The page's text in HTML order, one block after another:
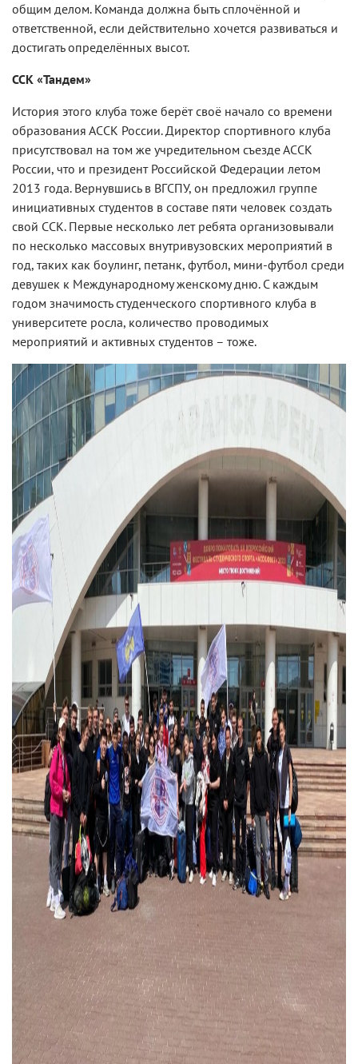
общим делом. Команда должна быть сплочённой и
ответственной, если действительно хочется развиваться и
достигать определённых высот.
ССК «Тандем»
История этого клуба тоже берёт своё начало со времени
образования АССК России. Директор спортивного клуба
присутствовал на том же учредительном съезде АССК
России, что и президент Российской Федерации летом
2013 года. Вернувшись в ВГСПУ, он предложил группе
инициативных студентов в составе пяти человек создать
свой ССК. Первые несколько лет ребята организовывали
по несколько массовых внутривузовских мероприятий в
год, таких как боулинг, петанк, футбол, мини-футбол среди
девушек к Международному женскому дню. С каждым
годом значимость студенческого спортивного клуба в
университете росла, количество проводимых
мероприятий и активных студентов – тоже.